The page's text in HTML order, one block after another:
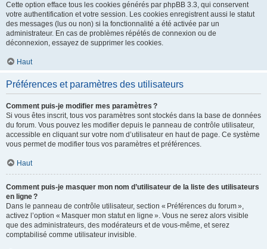
Cette option efface tous les cookies générés par phpBB 3.3, qui conservent
votre authentification et votre session. Les cookies enregistrent aussi le statut
des messages (lus ou non) si la fonctionnalité a été activée par un
administrateur. En cas de problèmes répétés de connexion ou de
déconnexion, essayez de supprimer les cookies.
Haut
Préférences et paramètres des utilisateurs
Comment puis-je modifier mes paramètres ?
Si vous êtes inscrit, tous vos paramètres sont stockés dans la base de données
du forum. Vous pouvez les modifier depuis le panneau de contrôle utilisateur,
accessible en cliquant sur votre nom d’utilisateur en haut de page. Ce système
vous permet de modifier tous vos paramètres et préférences.
Haut
Comment puis-je masquer mon nom d’utilisateur de la liste des utilisateurs
en ligne ?
Dans le panneau de contrôle utilisateur, section « Préférences du forum »,
activez l’option « Masquer mon statut en ligne ». Vous ne serez alors visible
que des administrateurs, des modérateurs et de vous-même, et serez
comptabilisé comme utilisateur invisible.